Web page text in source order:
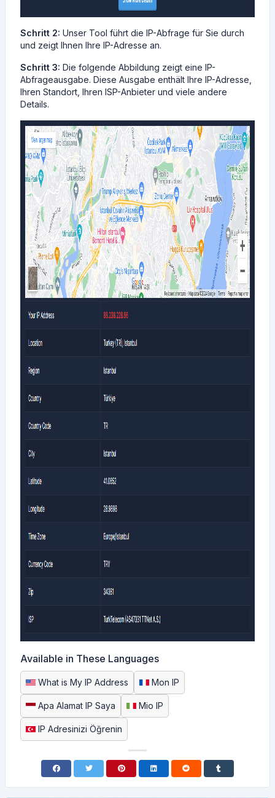
Schritt 2: Unser Tool führt die IP-Abfrage für Sie durch
und zeigt Ihnen Ihre IP-Adresse an.
Schritt 3: Die folgende Abbildung zeigt eine IP-
Abfrageausgabe. Diese Ausgabe enthält Ihre IP-Adresse,
Ihren Standort, Ihren ISP-Anbieter und viele andere
Details.
Available in These Languages
What is My IP Address Mon IP
Apa Alamat IP Saya Mio IP
IP Adresinizi Öğrenin